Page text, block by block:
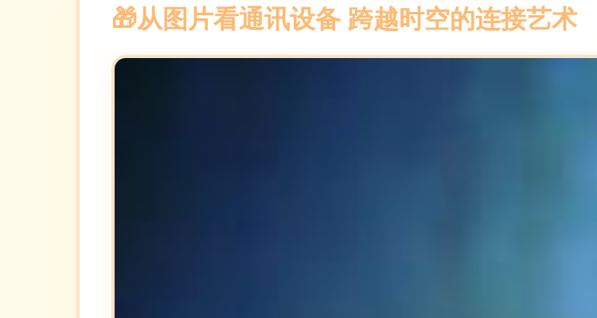
从图片看通讯设备 跨越时空的连接艺术